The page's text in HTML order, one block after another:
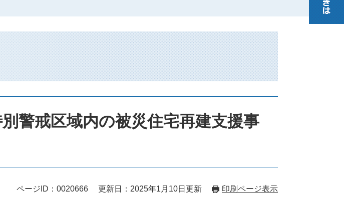
警戒区域内の被災住宅再建支援事
ページID：0020666 更新日：2025年1月10日更新 印刷ページ表示